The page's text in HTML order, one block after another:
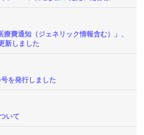
費通知（ジェネリック情報含む）」、
新しました
を発行しました
いて